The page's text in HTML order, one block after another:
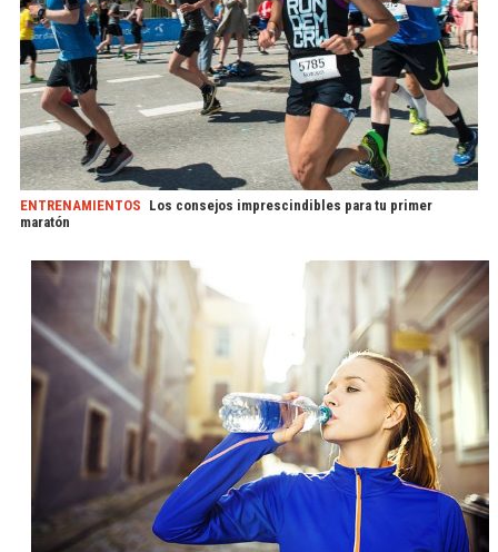
ENTRENAMIENTOS Los consejos imprescindibles para tu primer
maratón